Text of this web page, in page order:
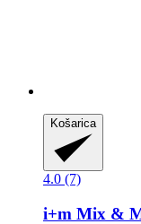
Košarica
4.0 (7)
i+m Mix &